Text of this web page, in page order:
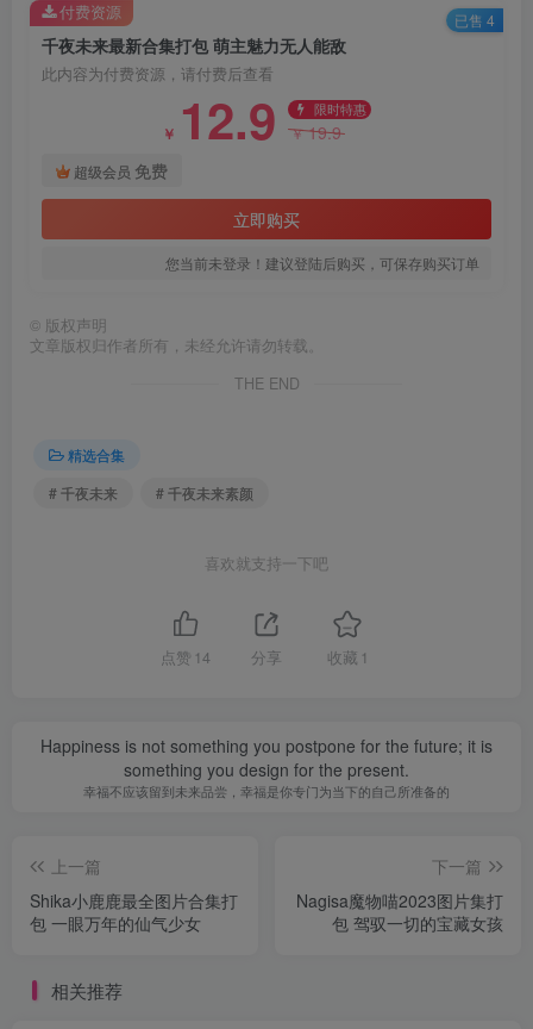
千夜未来最新合集打包 萌主魅力无人能敌
此内容为付费资源，请付费后查看
￥ 12.9 限时特惠
￥19.9
超级会员 免费
立即购买
您当前未登录！建议登陆后购买，可保存购买订单
付费资源 已售 4
© 版权声明
文章版权归作者所有，未经允许请勿转载。
THE END
精选合集
# 千夜未来
# 千夜未来素颜
喜欢就支持一下吧
点赞 14 分享 收藏 1
Happiness is not something you postpone for the future; it is
something you design for the present.
幸福不应该留到未来品尝，幸福是你专门为当下的自己所准备的
上一篇
Shika小鹿鹿最全图片合集打
包 一眼万年的仙气少女
下一篇
Nagisa魔物喵2023图片集打
包 驾驭一切的宝藏女孩
相关推荐